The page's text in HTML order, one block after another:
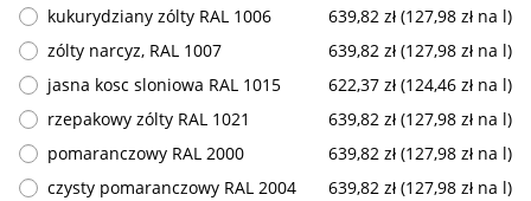
kukurydziany zólty RAL 1006
639,82 zł (127,98 zł na l)
zólty narcyz, RAL 1007
639,82 zł (127,98 zł na l)
jasna kosc sloniowa RAL 1015
622,37 zł (124,46 zł na l)
rzepakowy zólty RAL 1021
639,82 zł (127,98 zł na l)
pomaranczowy RAL 2000
639,82 zł (127,98 zł na l)
czysty pomaranczowy RAL 2004
639,82 zł (127,98 zł na l)